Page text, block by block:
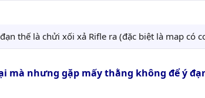
thế là chửi xối xả Rifle ra (đặc biệt là map có
mà nhưng gặp mấy thằng không để ý